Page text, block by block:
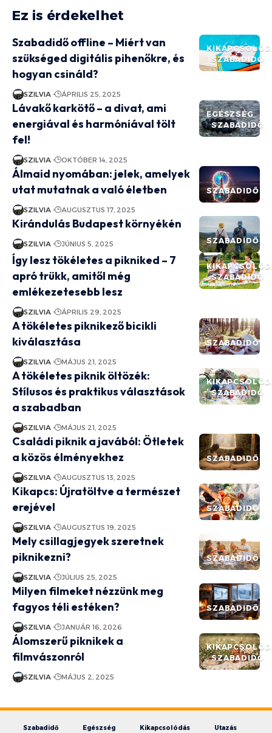
Ez is érdekelhet
SZABADIDŐ
Szabadidő offline – Miért van
szükséged digitális pihenőkre, és
hogyan csináld?
SZILVIA ÁPRILIS 25, 2025
EGÉSZSÉG
SZABADIDŐ
Lávakő karkötő – a divat, ami
energiával és harmóniával tölt
fel!
SZILVIA OKTÓBER 14, 2025
SZABADIDŐ
Álmaid nyomában: jelek, amelyek
utat mutatnak a való életben
SZILVIA AUGUSZTUS 17, 2025
SZABADIDŐ
Kirándulás Budapest környékén
SZILVIA JÚNIUS 5, 2025
SZABADIDŐ
Így lesz tökéletes a pikniked – 7
apró trükk, amitől még
emlékezetesebb lesz
SZILVIA ÁPRILIS 29, 2025
SZABADIDŐ
A tökéletes piknikező bicikli
kiválasztása
SZILVIA MÁJUS 21, 2025
SZABADIDŐ
A tökéletes piknik öltözék:
Stílusos és praktikus választások
a szabadban
SZILVIA MÁJUS 21, 2025
SZABADIDŐ
Családi piknik a javából: Ötletek
a közös élményekhez
SZILVIA AUGUSZTUS 13, 2025
SZABADIDŐ
Kikapcs: Újratöltve a természet
erejével
SZILVIA AUGUSZTUS 19, 2025
SZABADIDŐ
Mely csillagjegyek szeretnek
piknikezni?
SZILVIA JÚLIUS 25, 2025
SZABADIDŐ
Milyen filmeket nézzünk meg
fagyos téli estéken?
SZILVIA JANUÁR 16, 2026
SZABADIDŐ
Álomszerű piknikek a
filmvászonról
SZILVIA MÁJUS 2, 2025
Szabadidő Egészség Kikapcsolódás
Utazás